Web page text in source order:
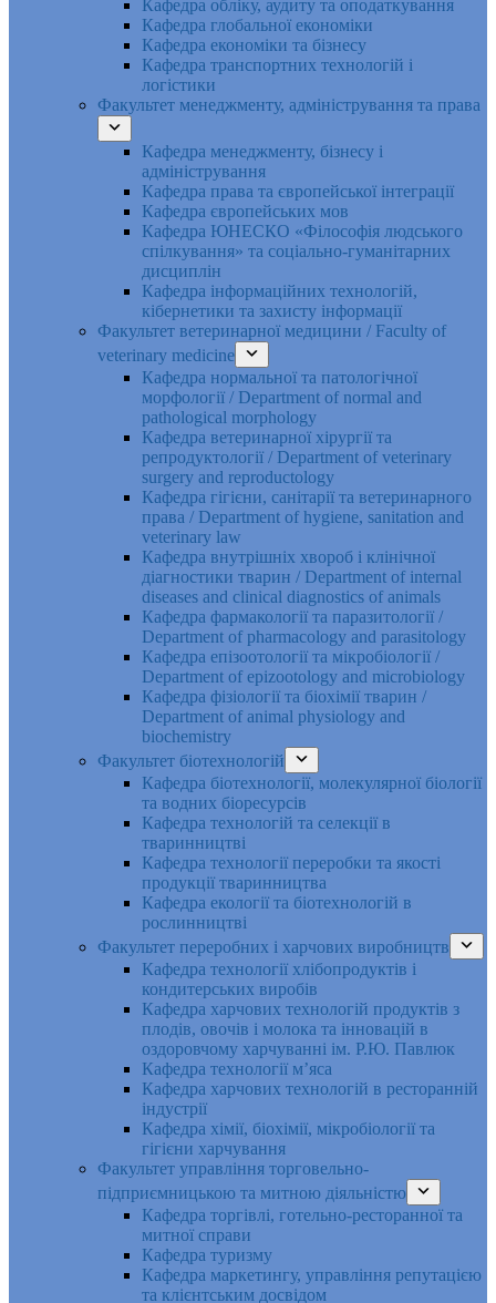
Кафедра обліку, аудиту та оподаткування
Кафедра глобальної економіки
Кафедра економіки та бізнесу
Кафедра транспортних технологій і
логістики
Факультет менеджменту, адміністрування та права
Кафедра менеджменту, бізнесу і
адміністрування
Кафедра права та європейської інтеграції
Кафедра європейських мов
Кафедра ЮНЕСКО «Філософія людського
спілкування» та соціально-гуманітарних
дисциплін
Кафедра інформаційних технологій,
кібернетики та захисту інформації
Факультет ветеринарної медицини / Faculty of
veterinary medicine
Кафедра нормальної та патологічної
морфології / Department of normal and
pathological morphology
Кафедра ветеринарної хірургії та
репродуктології / Department of veterinary
surgery and reproductology
Кафедра гігієни, санітарії та ветеринарного
права / Department of hygiene, sanitation and
veterinary law
Кафедра внутрішніх хвороб і клінічної
діагностики тварин / Department of internal
diseases and clinical diagnostics of animals
Кафедра фармакології та паразитології /
Department of pharmacology and parasitology
Кафедра епізоотології та мікробіології /
Department of epizootology and microbiology
Кафедра фізіології та біохімії тварин /
Department of animal physiology and
biochemistry
Факультет біотехнологій
Кафедра біотехнології, молекулярної біології
та водних біоресурсів
Кафедра технологій та селекції в
тваринництві
Кафедра технології переробки та якості
продукції тваринництва
Кафедра екології та біотехнологій в
рослинництві
Факультет переробних і харчових виробництв
Кафедра технології хлібопродуктів і
кондитерських виробів
Кафедра харчових технологій продуктів з
плодів, овочів і молока та інновацій в
оздоровчому харчуванні ім. Р.Ю. Павлюк
Кафедра технології м’яса
Кафедра харчових технологій в ресторанній
індустрії
Кафедра хімії, біохімії, мікробіології та
гігієни харчування
Факультет управління торговельно-
підприємницькою та митною діяльністю
Кафедра торгівлі, готельно-ресторанної та
митної справи
Кафедра туризму
Кафедра маркетингу, управління репутацією
та клієнтським досвідом